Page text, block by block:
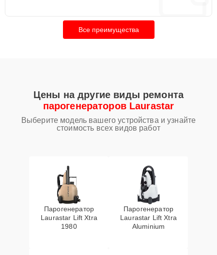
Все преимущества
Цены на другие виды ремонта
парогенераторов Laurastar
Выберите модель вашего устройства и узнайте
стоимость всех видов работ
Парогенератор
Laurastar Lift Xtra
1980
Парогенератор
Laurastar Lift Xtra
Aluminium